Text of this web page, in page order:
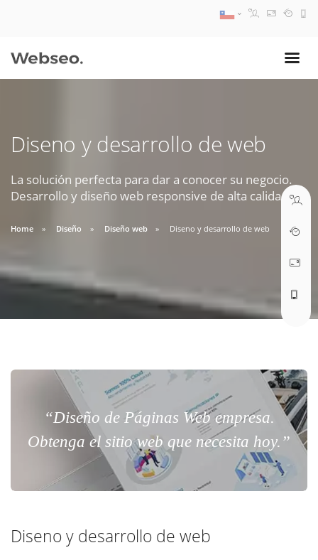
Diseno y desarrollo de web
La solución perfecta para dar a conocer su negocio.
Desarrollo y diseño web responsive de alta calidad.
Home Diseño Diseño web Diseno y desarrollo de web
“Diseño de Páginas Web empresa.
Obtenga el sitio web que necesita hoy.”
Diseno y desarrollo de web
09:30 AM A 18:30 PM
soporte@webseo.cl